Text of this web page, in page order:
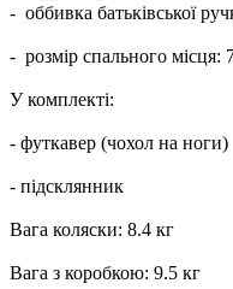
- оббивка батьківської
- розмір спального місця:
У комплекті:
- футкавер (чохол на ноги)
- підсклянник
Вага коляски: 8.4 кг
Вага з коробкою: 9.5 кг